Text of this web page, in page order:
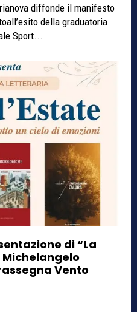
diffonde il manifesto
della graduatoria
Sport...
di “La
Michelangelo
Vento